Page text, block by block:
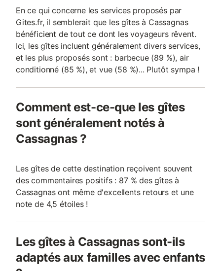
En ce qui concerne les services proposés par
Gites.fr, il semblerait que les gîtes à Cassagnas
bénéficient de tout ce dont les voyageurs rêvent.
Ici, les gîtes incluent généralement divers services,
et les plus proposés sont : barbecue (89 %), air
conditionné (85 %), et vue (58 %)... Plutôt sympa !
Comment est-ce-que les gîtes
sont généralement notés à
Cassagnas ?
Les gîtes de cette destination reçoivent souvent
des commentaires positifs : 87 % des gîtes à
Cassagnas ont même d'excellents retours et une
note de 4,5 étoiles !
Les gîtes à Cassagnas sont-ils
adaptés aux familles avec enfants